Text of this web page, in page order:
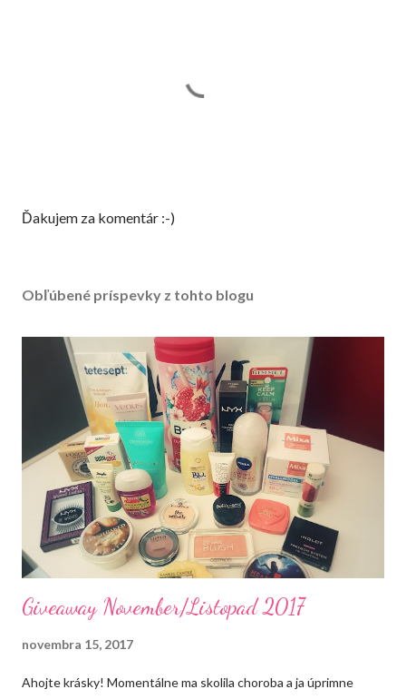
Z
e
n
o
m
á
r
a
Ďakujem za komentár :-)
Obľúbené príspevky z tohto blogu
Giveaway November/Listopad 2017
novembra 15, 2017
Ahojte krásky! Momentálne ma skolila choroba a ja úprimne